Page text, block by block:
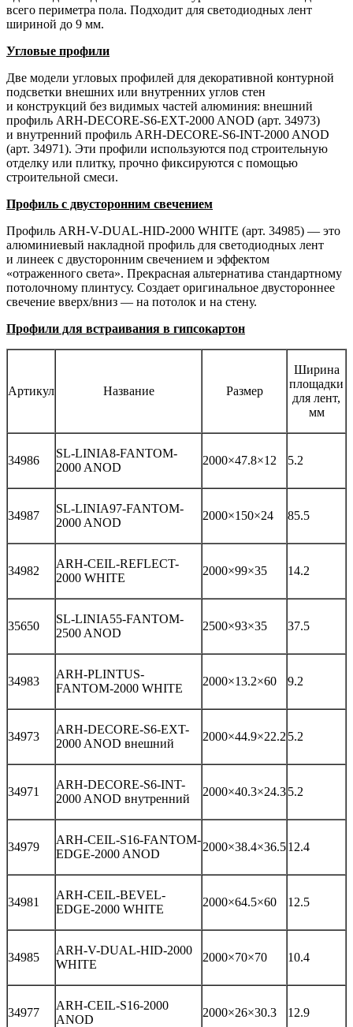
всего периметра пола. Подходит для светодиодных лент
шириной до 9 мм.
Угловые профили
Две модели угловых профилей для декоративной контурной
подсветки внешних или внутренних углов стен
и конструкций без видимых частей алюминия: внешний
профиль ARH-DECORE-S6-EXT-2000 ANOD (арт. 34973)
и внутренний профиль ARH-DECORE-S6-INT-2000 ANOD
(арт. 34971). Эти профили используются под строительную
отделку или плитку, прочно фиксируются с помощью
строительной смеси.
Профиль с двусторонним свечением
Профиль ARH-V-DUAL-HID-2000 WHITE (арт. 34985) — это
алюминиевый накладной профиль для светодиодных лент
и линеек с двусторонним свечением и эффектом
«отраженного света». Прекрасная альтернатива стандартному
потолочному плинтусу. Создает оригинальное двустороннее
свечение вверх/вниз — на потолок и на стену.
Профили для встраивания в гипсокартон
Артикул Название Размер
Ширина
площадки
для лент,
мм
34986
SL-LINIA8-FANTOM-
2000 ANOD
2000×47.8×12 5.2
34987
SL-LINIA97-FANTOM-
2000 ANOD
2000×150×24 85.5
34982
ARH-CEIL-REFLECT-
2000 WHITE
2000×99×35 14.2
35650
SL-LINIA55-FANTOM-
2500 ANOD
2500×93×35 37.5
34983
ARH-PLINTUS-
FANTOM-2000 WHITE
2000×13.2×60 9.2
34973
ARH-DECORE-S6-EXT-
2000 ANOD внешний
2000×44.9×22.2 5.2
34971
ARH-DECORE-S6-INT-
2000 ANOD внутренний
2000×40.3×24.35.2
34979
ARH-CEIL-S16-FANTOM-
EDGE-2000 ANOD
2000×38.4×36.512.4
34981
ARH-CEIL-BEVEL-
EDGE-2000 WHITE
2000×64.5×60 12.5
34985
ARH-V-DUAL-HID-2000
WHITE
2000×70×70 10.4
34977
ARH-CEIL-S16-2000
ANOD
2000×26×30.3 12.9